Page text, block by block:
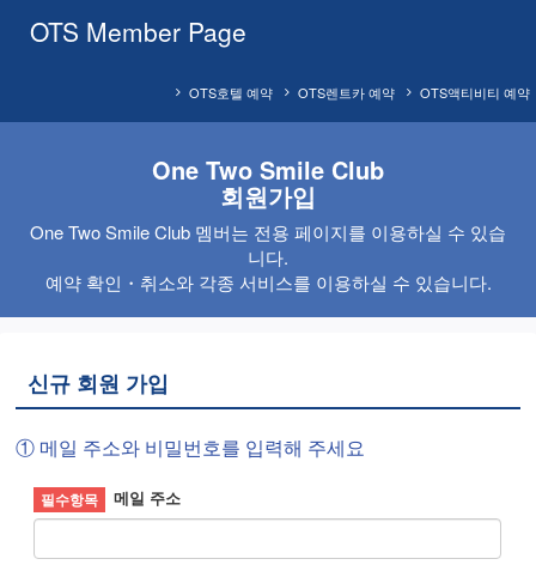
OTS Member Page
OTS액티비티 예약
OTS렌트카 예약
OTS호텔 예약
One Two Smile Club
회원가입
One Two Smile Club 멤버는 전용 페이지를 이용하실 수 있습
니다.
예약 확인・취소와 각종 서비스를 이용하실 수 있습니다.
신규 회원 가입
① 메일 주소와 비밀번호를 입력해 주세요
메일 주소